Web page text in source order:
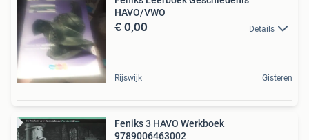
HAVO/VWO
€ 0,00 Details
Rijswijk Gisteren
Feniks 3 HAVO Werkboek
9789006463002